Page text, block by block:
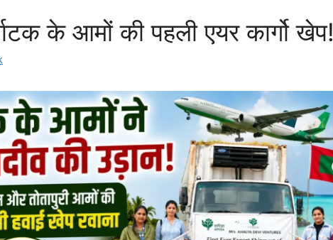
के आमों की पहली एयर कार्गो खेप!